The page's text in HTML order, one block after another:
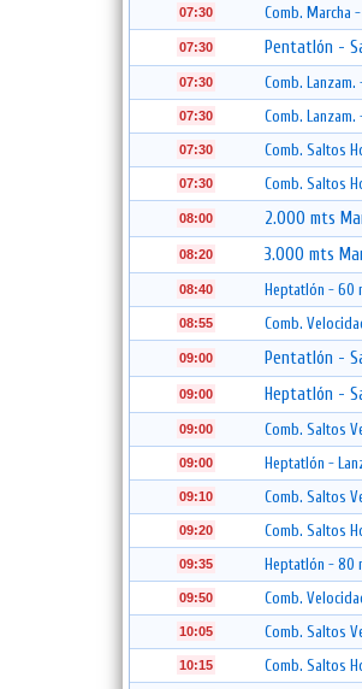
07:30 Comb. Marcha
07:30 Pentatlón -
07:30 Comb.
07:30 Comb.
07:30 Comb. Saltos
07:30 Comb. Saltos
08:00 2.000 mts
08:20 3.000 mts
08:40 Heptatlón - 60
08:55 Comb.
09:00 Pentatlón -
09:00 Heptatlón -
09:00 Comb. Saltos
09:00 Heptatlón -
09:10 Comb. Saltos
09:20 Comb. Saltos
09:35 Heptatlón - 80
09:50 Comb.
10:05 Comb. Saltos
10:15 Comb. Saltos